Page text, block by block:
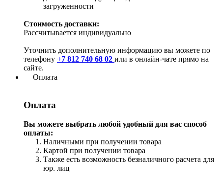
загруженности
Стоимость доставки:
Рассчитывается индивидуально
Уточнить дополнительную информацию вы можете по
телефону +7 812 740 68 02 или в онлайн-чате прямо на
сайте.
Оплата
Оплата
Вы можете выбрать любой удобный для вас способ
оплаты:
Наличными при получении товара
Картой при получении товара
Также есть возможность безналичного расчета для
юр. лиц